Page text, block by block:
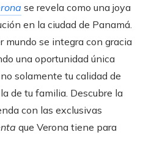
se revela como una joya
en la ciudad de Panamá.
mundo se integra con gracia
una oportunidad única
solamente tu calidad de
de tu familia. Descubre la
con las exclusivas
que Verona tiene para